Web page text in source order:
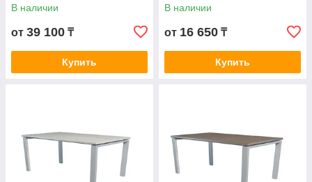
В наличии
от 39 100 ₸
Купить
В наличии
от 16 650 ₸
Купить